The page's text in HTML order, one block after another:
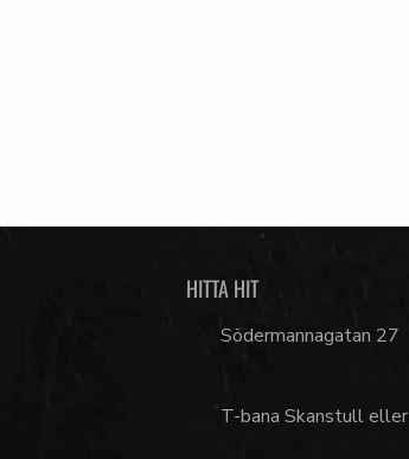
HITTA HIT
Södermannagatan 27
T-bana Skanstull eller